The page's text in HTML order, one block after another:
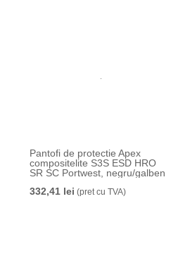
Pantofi de protectie Apex
compositelite S3S ESD HRO
SR SC Portwest, negru/galben
332,41 lei (pret cu TVA)